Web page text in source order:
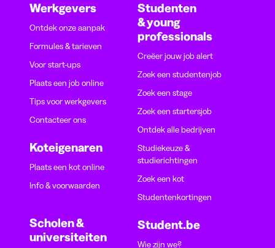
Werkgevers
Ontdek onze aanpak
Formules & tarieven
Voor start-ups
Plaats een job online
Tips voor werkgevers
Contacteer ons
Koteigenaren
Plaats een kot online
Info & voorwaarden
Scholen &
universiteiten
Studenten
& young
professionals
Creëer jouw job alert
Zoek een studentenjob
Zoek een stage
Zoek een startersjob
Ontdek alle bedrijven
Studiekeuze &
studierichtingen
Zoek een kot
Studentenkortingen
Student.be
Wie zijn we?